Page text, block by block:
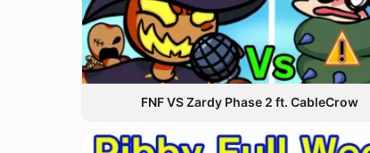
FNF VS Zardy Phase 2 ft. CableCrow